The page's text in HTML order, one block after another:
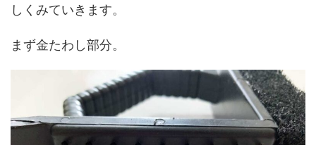
しくみていきます。
まず金たわし部分。